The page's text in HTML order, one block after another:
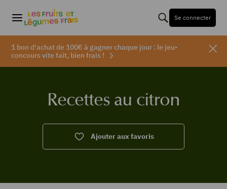
Se connecter
1 bon d'achat de 100€ à gagner chaque jour : le jeu-
concours vite fait, bien frais !
Recettes au citron
Ajouter aux favoris